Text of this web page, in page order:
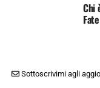
Chi
Sottoscrivimi agli